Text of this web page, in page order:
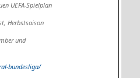
UEFA-Spielplan
Herbstsaison
und
bundesliga/